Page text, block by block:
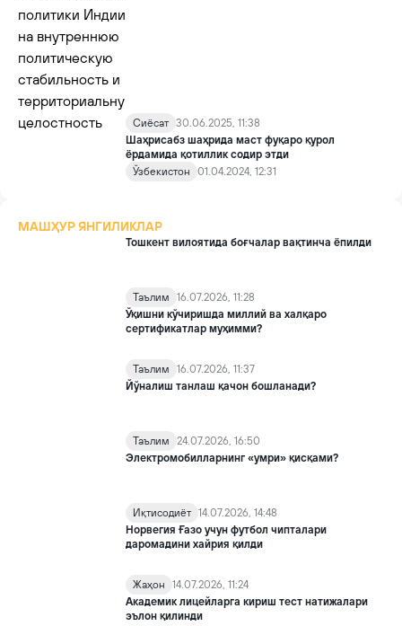
Сиёсат 30.06.2025, 11:38
Шаҳрисабз шаҳрида маст фуқаро қурол
ёрдамида қотиллик содир этди
Ўзбекистон
01.04.2024, 12:31
МАШҲУР ЯНГИЛИКЛАР
Тошкент вилоятида боғчалар вақтинча ёпилди
Таълим
16.07.2026, 11:28
Ўқишни кўчиришда миллий ва халқаро
сертификатлар муҳимми?
Таълим
16.07.2026, 11:37
Йўналиш танлаш қачон бошланади?
Таълим
24.07.2026, 16:50
Электромобилларнинг «умри» қисқами?
Иқтисодиёт 14.07.2026, 14:48
Норвегия Ғазо учун футбол чипталари
даромадини хайрия қилди
Жаҳон
14.07.2026, 11:24
Академик лицейларга кириш тест натижалари
эълон қилинди